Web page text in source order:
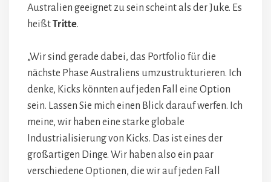
Australien geeignet zu sein scheint als der Juke. Es
heißtTritte.
„Wir sind gerade dabei, das Portfolio für die
nächste Phase Australiens umzustrukturieren. Ich
denke, Kicks könnten auf jeden Fall eine Option
sein. Lassen Sie mich einen Blick darauf werfen. Ich
meine, wir haben eine starke globale
Industrialisierung von Kicks. Das ist eines der
großartigen Dinge. Wir haben also ein paar
verschiedene Optionen, die wir auf jeden Fall